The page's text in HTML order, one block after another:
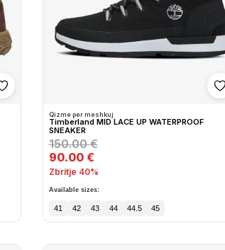
Shto në wishlist
Qizme per meshkuj
Timberland MID LACE UP WATERPROOF
SNEAKER
150.00 €
90.00 €
Zbritje 40%
Available sizes:
41 42 43 44 44.5 45